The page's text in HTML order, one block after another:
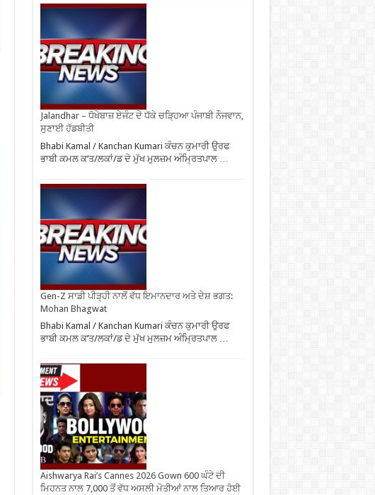
Jalandhar – ਧੋਖੇਬਾਜ਼ ਏਜੰਟ ਦੇ ਧੱਕੇ ਚੜ੍ਹਿਆ ਪੰਜਾਬੀ ਨੌਜਵਾਨ,
ਸੁਣਾਈ ਹੱਡਬੀਤੀ
Bhabi Kamal / Kanchan Kumari ਕੰਚਨ ਕੁਮਾਰੀ ਉਰਫ
ਭਾਬੀ ਕਮਲ ਕ’ਤ/ਲਕਾਂ/ਡ ਦੇ ਮੁੱਖ ਮੁਲਜ਼ਮ ਅੰਮ੍ਰਿਤਪਾਲ …
Gen-Z ਸਾਡੀ ਪੀੜ੍ਹੀ ਨਾਲੋਂ ਵੱਧ ਇਮਾਨਦਾਰ ਅਤੇ ਦੇਸ਼ ਭਗਤ:
Mohan Bhagwat
Bhabi Kamal / Kanchan Kumari ਕੰਚਨ ਕੁਮਾਰੀ ਉਰਫ
ਭਾਬੀ ਕਮਲ ਕ’ਤ/ਲਕਾਂ/ਡ ਦੇ ਮੁੱਖ ਮੁਲਜ਼ਮ ਅੰਮ੍ਰਿਤਪਾਲ …
Aishwarya Rai’s Cannes 2026 Gown 600 ਘੰਟੇ ਦੀ
ਮਿਹਨਤ ਨਾਲ 7,000 ਤੋਂ ਵੱਧ ਅਸਲੀ ਮੋਤੀਆਂ ਨਾਲ ਤਿਆਰ ਹੋਈ